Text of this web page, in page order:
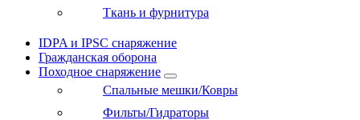
Ткань и фурнитура
IDPA и IPSC снаряжение
Гражданская оборона
Походное снаряжение
Спальные мешки/Ковры
Фильты/Гидраторы